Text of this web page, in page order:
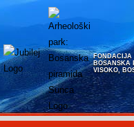
FONDACIJA
BOSANSKA
VISOKO,